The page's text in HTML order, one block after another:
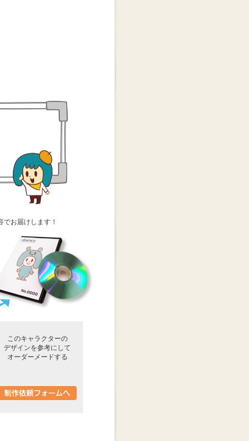
お届けします！
このキャラクターの
デザインを参考にして
オーダーメードする